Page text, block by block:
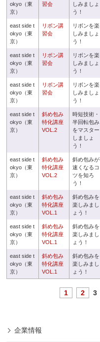
okyo（東
京）
習会
しみましょ
う！
east side t
okyo（東
京）
リボン講
習会
リボンを楽
しみましょ
う！
east side t
okyo（東
京）
リボン講
習会
リボンを楽
しみましょ
う！
east side t
okyo（東
京）
リボン講
習会
リボンを楽
しみましょ
う！
east side t
okyo（東
京）
斜め包み
特化講座
VOL.2
時短技術・
半回転包み
をマスター
しましょ
う！
east side t
okyo（東
京）
斜め包み
特化講座
VOL.2
斜め包みが
速くなるコ
ツを知ろ
う！
east side t
okyo（東
京）
斜め包み
特化講座
VOL.1
斜め包みを
楽しみまし
ょう！
east side t
okyo（東
京）
斜め包み
特化講座
VOL.1
斜め包みを
楽しみまし
ょう！
east side t
okyo（東
京）
斜め包み
特化講座
VOL.1
斜め包みを
楽しみまし
ょう！
1 2 3
企業情報